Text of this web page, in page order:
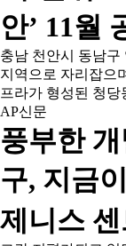
안’ 11월
충남 천안시 동남구
지역으로 자리잡으
프라가 형성된 청
AP신문
풍부한
구, 지금
제니스